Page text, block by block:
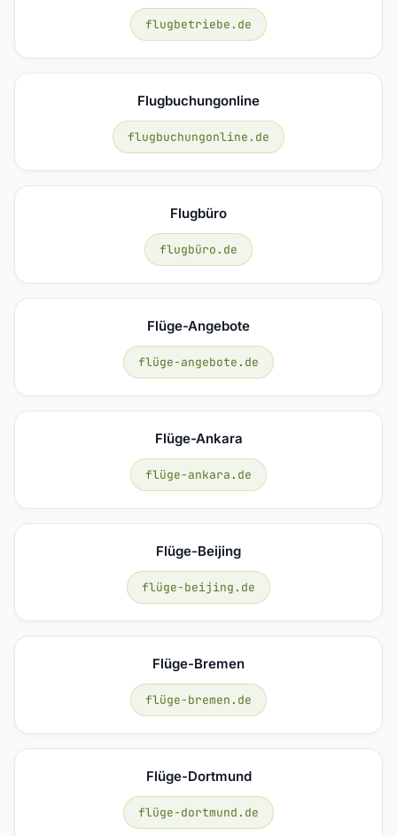
flugbetriebe.de
Flugbuchungonline
flugbuchungonline.de
Flugbüro
flugbüro.de
Flüge-Angebote
flüge-angebote.de
Flüge-Ankara
flüge-ankara.de
Flüge-Beijing
flüge-beijing.de
Flüge-Bremen
flüge-bremen.de
Flüge-Dortmund
flüge-dortmund.de